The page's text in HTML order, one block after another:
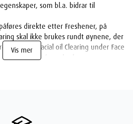
som bl.a. bidrar til
direkte etter Freshener, på
skal ikke brukes rundt øynene, der
Royal Facial oil Clearing under Face
på fet/uren hud.
Vis mer